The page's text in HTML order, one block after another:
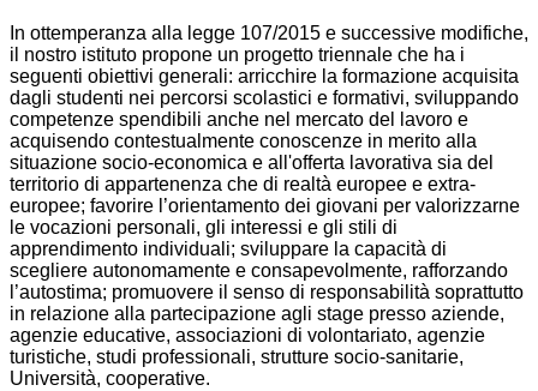
In ottemperanza alla legge 107/2015 e successive modifiche,
il nostro istituto propone un progetto triennale che ha i
seguenti obiettivi generali: arricchire la formazione acquisita
dagli studenti nei percorsi scolastici e formativi, sviluppando
competenze spendibili anche nel mercato del lavoro e
acquisendo contestualmente conoscenze in merito alla
situazione socio-economica e all'offerta lavorativa sia del
territorio di appartenenza che di realtà europee e extra-
europee; favorire l’orientamento dei giovani per valorizzarne
le vocazioni personali, gli interessi e gli stili di
apprendimento individuali; sviluppare la capacità di
scegliere autonomamente e consapevolmente, rafforzando
l’autostima; promuovere il senso di responsabilità soprattutto
in relazione alla partecipazione agli stage presso aziende,
agenzie educative, associazioni di volontariato, agenzie
turistiche, studi professionali, strutture socio-sanitarie,
Università, cooperative.